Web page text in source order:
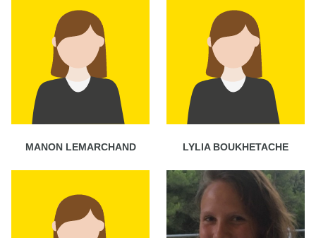
MANON LEMARCHAND LYLIA BOUKHETACHE